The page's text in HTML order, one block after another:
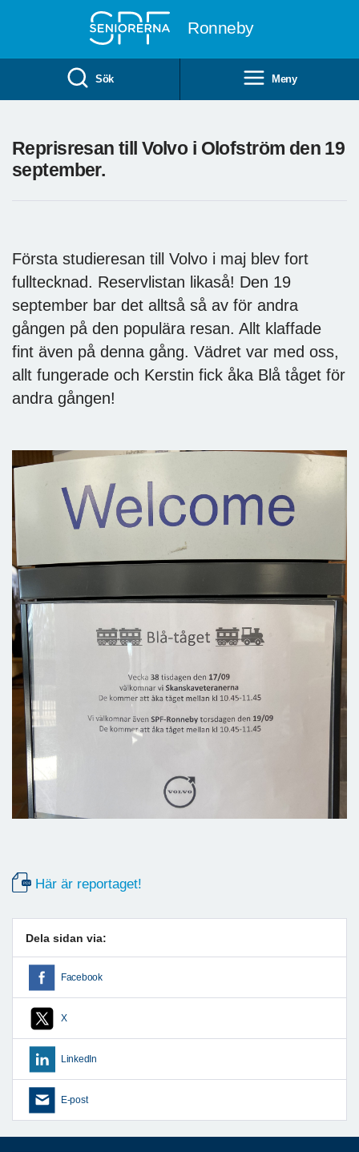
Ronneby
Sök Meny
Reprisresan till Volvo i Olofström den 19
september.
Första studieresan till Volvo i maj blev fort
fulltecknad. Reservlistan likaså! Den 19
september bar det alltså så av för andra
gången på den populära resan. Allt klaffade
fint även på denna gång. Vädret var med oss,
allt fungerade och Kerstin fick åka Blå tåget för
andra gången!
Här är reportaget!
Dela sidan via:
Facebook
X
LinkedIn
E-post